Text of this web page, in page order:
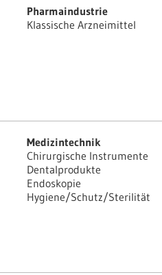
Pharmaindustrie
Klassische Arzneimittel
Medizintechnik
Chirurgische Instrumente
Dentalprodukte
Endoskopie
Hygiene/Schutz/Sterilität